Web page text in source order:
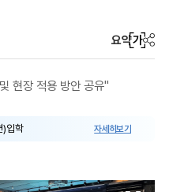
요약가
현장 적용 방안 공유"
)입학 자세히보기